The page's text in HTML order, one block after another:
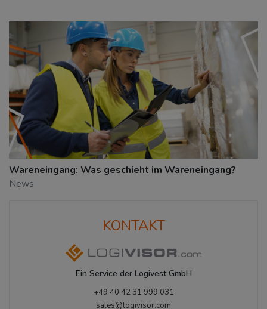
Wareneingang: Was geschieht im Wareneingang?
News
KONTAKT
Ein Service der Logivest GmbH
+49 40 42 31 999 031
sales@logivisor.com